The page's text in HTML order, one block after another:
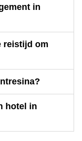
in
reistijd om
hotel in